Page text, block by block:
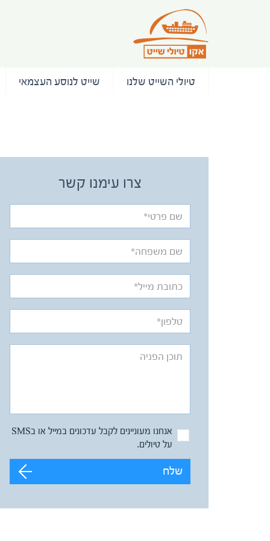
טיולי השייט שלנו שייט לנוסע העצמאי
צרו עימנו קשר
אנחנו מעוניינים לקבל עדכונים במייל או בSMS
על טיולים.
שלח